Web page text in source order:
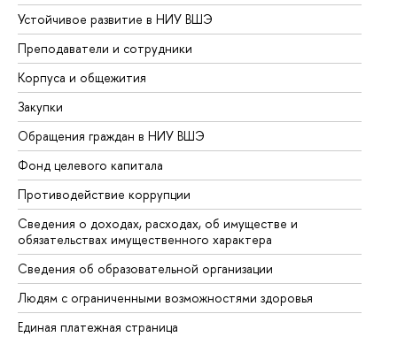
Устойчивое развитие в НИУ ВШЭ
Преподаватели и сотрудники
Корпуса и общежития
Закупки
Обращения граждан в НИУ ВШЭ
Фонд целевого капитала
Противодействие коррупции
Сведения о доходах, расходах, об имуществе и
обязательствах имущественного характера
Сведения об образовательной организации
Людям с ограниченными возможностями здоровья
Единая платежная страница